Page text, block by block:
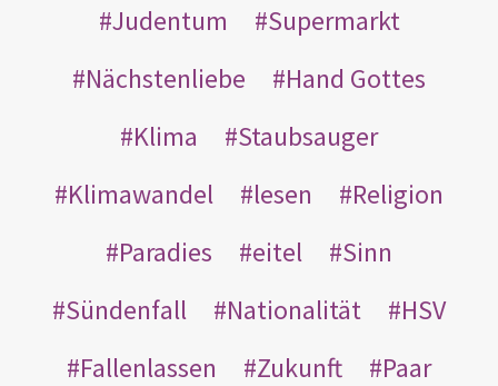
Judentum
Supermarkt
Nächstenliebe
Hand Gottes
Klima
Staubsauger
Klimawandel
lesen
Religion
Paradies
eitel
Sinn
Sündenfall
Nationalität
HSV
Fallenlassen
Zukunft
Paar